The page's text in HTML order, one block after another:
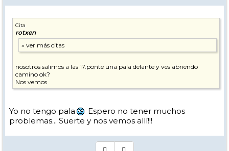
Cita
rotxen
nosotros salimos a las 17.ponte una pala delante y ves abriendo
camino ok?
Nos vemos
Yo no tengo pala
Espero no tener muchos
problemas... Suerte y nos vemos allí!!!